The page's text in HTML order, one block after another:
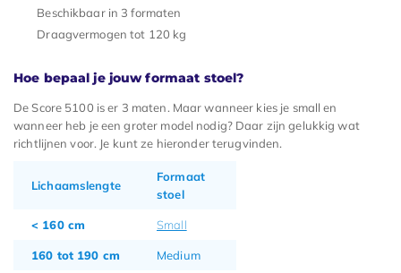
Beschikbaar in 3 formaten
Draagvermogen tot 120 kg
Hoe bepaal je jouw formaat stoel?
De Score 5100 is er 3 maten. Maar wanneer kies je small en
wanneer heb je een groter model nodig? Daar zijn gelukkig wat
richtlijnen voor. Je kunt ze hieronder terugvinden.
Lichaamslengte
Formaat
stoel
< 160 cm Small
160 tot 190 cm Medium